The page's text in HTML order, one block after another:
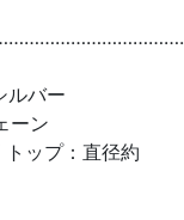
バー
ーン
ップ：直径約